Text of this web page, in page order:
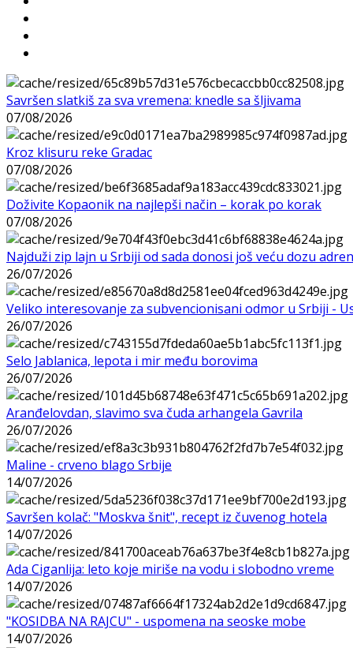
Savršen slatkiš za sva vremena: knedle sa šljivama
07/08/2026
Kroz klisuru reke Gradac
07/08/2026
Doživite Kopaonik na najlepši način – korak po korak
07/08/2026
Najduži zip lajn u Srbiji od sada donosi još veću dozu
26/07/2026
Veliko interesovanje za subvencionisani odmor u Srbiji -
26/07/2026
Selo Jablanica, lepota i mir među borovima
26/07/2026
Aranđelovdan, slavimo sva čuda arhangela Gavrila
26/07/2026
Maline - crveno blago Srbije
14/07/2026
Savršen kolač: "Moskva šnit", recept iz čuvenog hotela
14/07/2026
Ada Ciganlija: leto koje miriše na vodu i slobodno vreme
14/07/2026
"KOSIDBA NA RAJCU" - uspomena na seoske mobe
14/07/2026